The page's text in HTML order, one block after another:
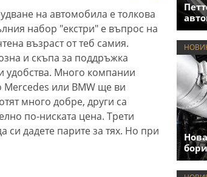
на автомобила е толкова
набор "екстри" е въпрос на
възраст от теб самия.
и скъпа за поддръжка
удобства. Много компании
Mercedes или BMW ще ви
много добре, други са
по-ниската цена. Трети
си дадете парите за тях. Но при